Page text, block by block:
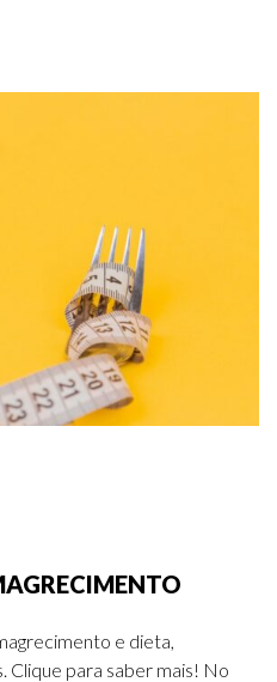
e dieta,
Clique para saber mais! No